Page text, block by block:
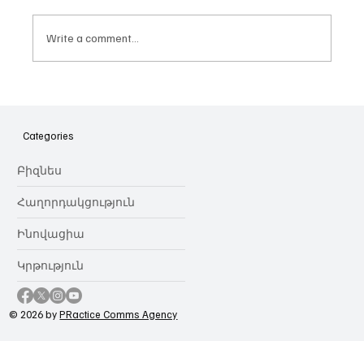
նվիրում որոշում
Write a comment...
Categories
Բիզնես
Հաղորդակցություն
Ինովացիա
Կրթություն
© 2026 byPRactice Comms Agency